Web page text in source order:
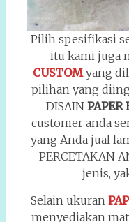
Pilih spesifikasi
itu kami juga
CUSTOMyang
pilihan yang
DISAINPAPER
customer anda
yang Anda jual
PERCETAKAN
jenis,
Selain ukuran
menyediakan